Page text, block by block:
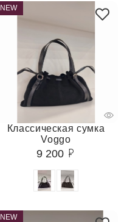
NEW
Классическая сумка
Voggo
9 200
NEW